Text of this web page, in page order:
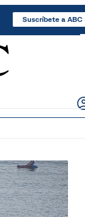
Suscríbete a ABC